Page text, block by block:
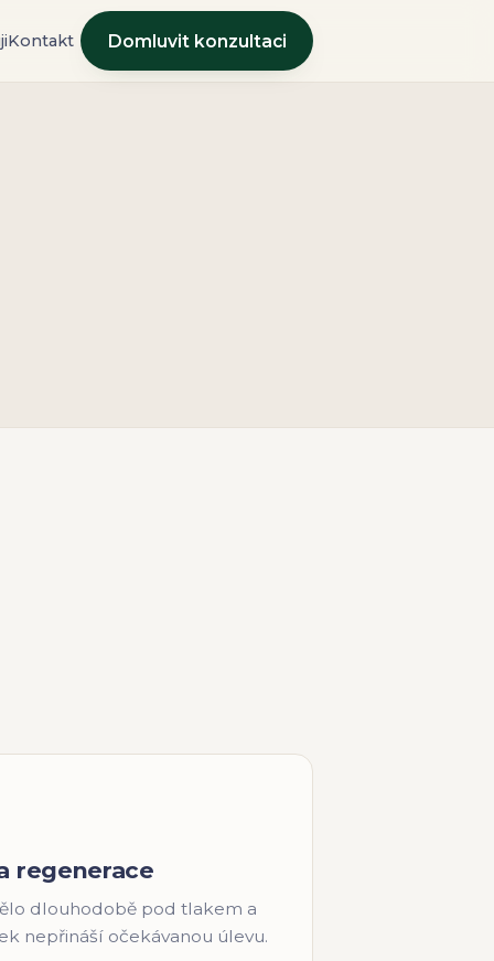
Kontakt Domluvit konzultaci
regenerace
dlouhodobě pod tlakem a
nepřináší očekávanou úlevu.